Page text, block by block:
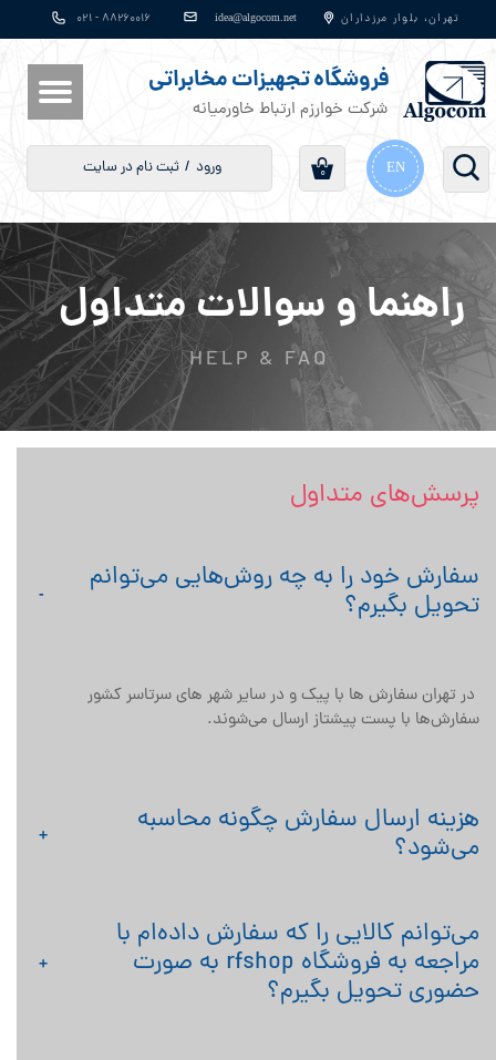
۸۸۲۶۰۰۱۶ - ۰۲۱ ​​​​​​​​​​​​​​idea@algocom.net تهران، بلوار مرزداران
فروشگاه تجهیزات مخابراتی
شرکت خوارزم ارتباط خاورمیانه
ورود / ثبت نام در سایت
حساب کاربری من
تغییر گذر واژه
سفارشات
خروج از حساب کاربری
۰ EN
راهنما و سوالات متداول
HELP & FAQ
پرسش‌های متداول
سفارش خود را به چه روش‌هایی می‌توانم
تحویل بگیرم؟
سفارش‌‏ها با پست پیشتاز ارسال می‌‏شوند.
هزینه ارسال سفارش چگونه محاسبه
می‌شود؟
می‏‌توانم کالایی را که سفارش داده‌‏ام با
مراجعه به فروشگاه rfshop به صورت
حضوری تحویل بگیرم؟